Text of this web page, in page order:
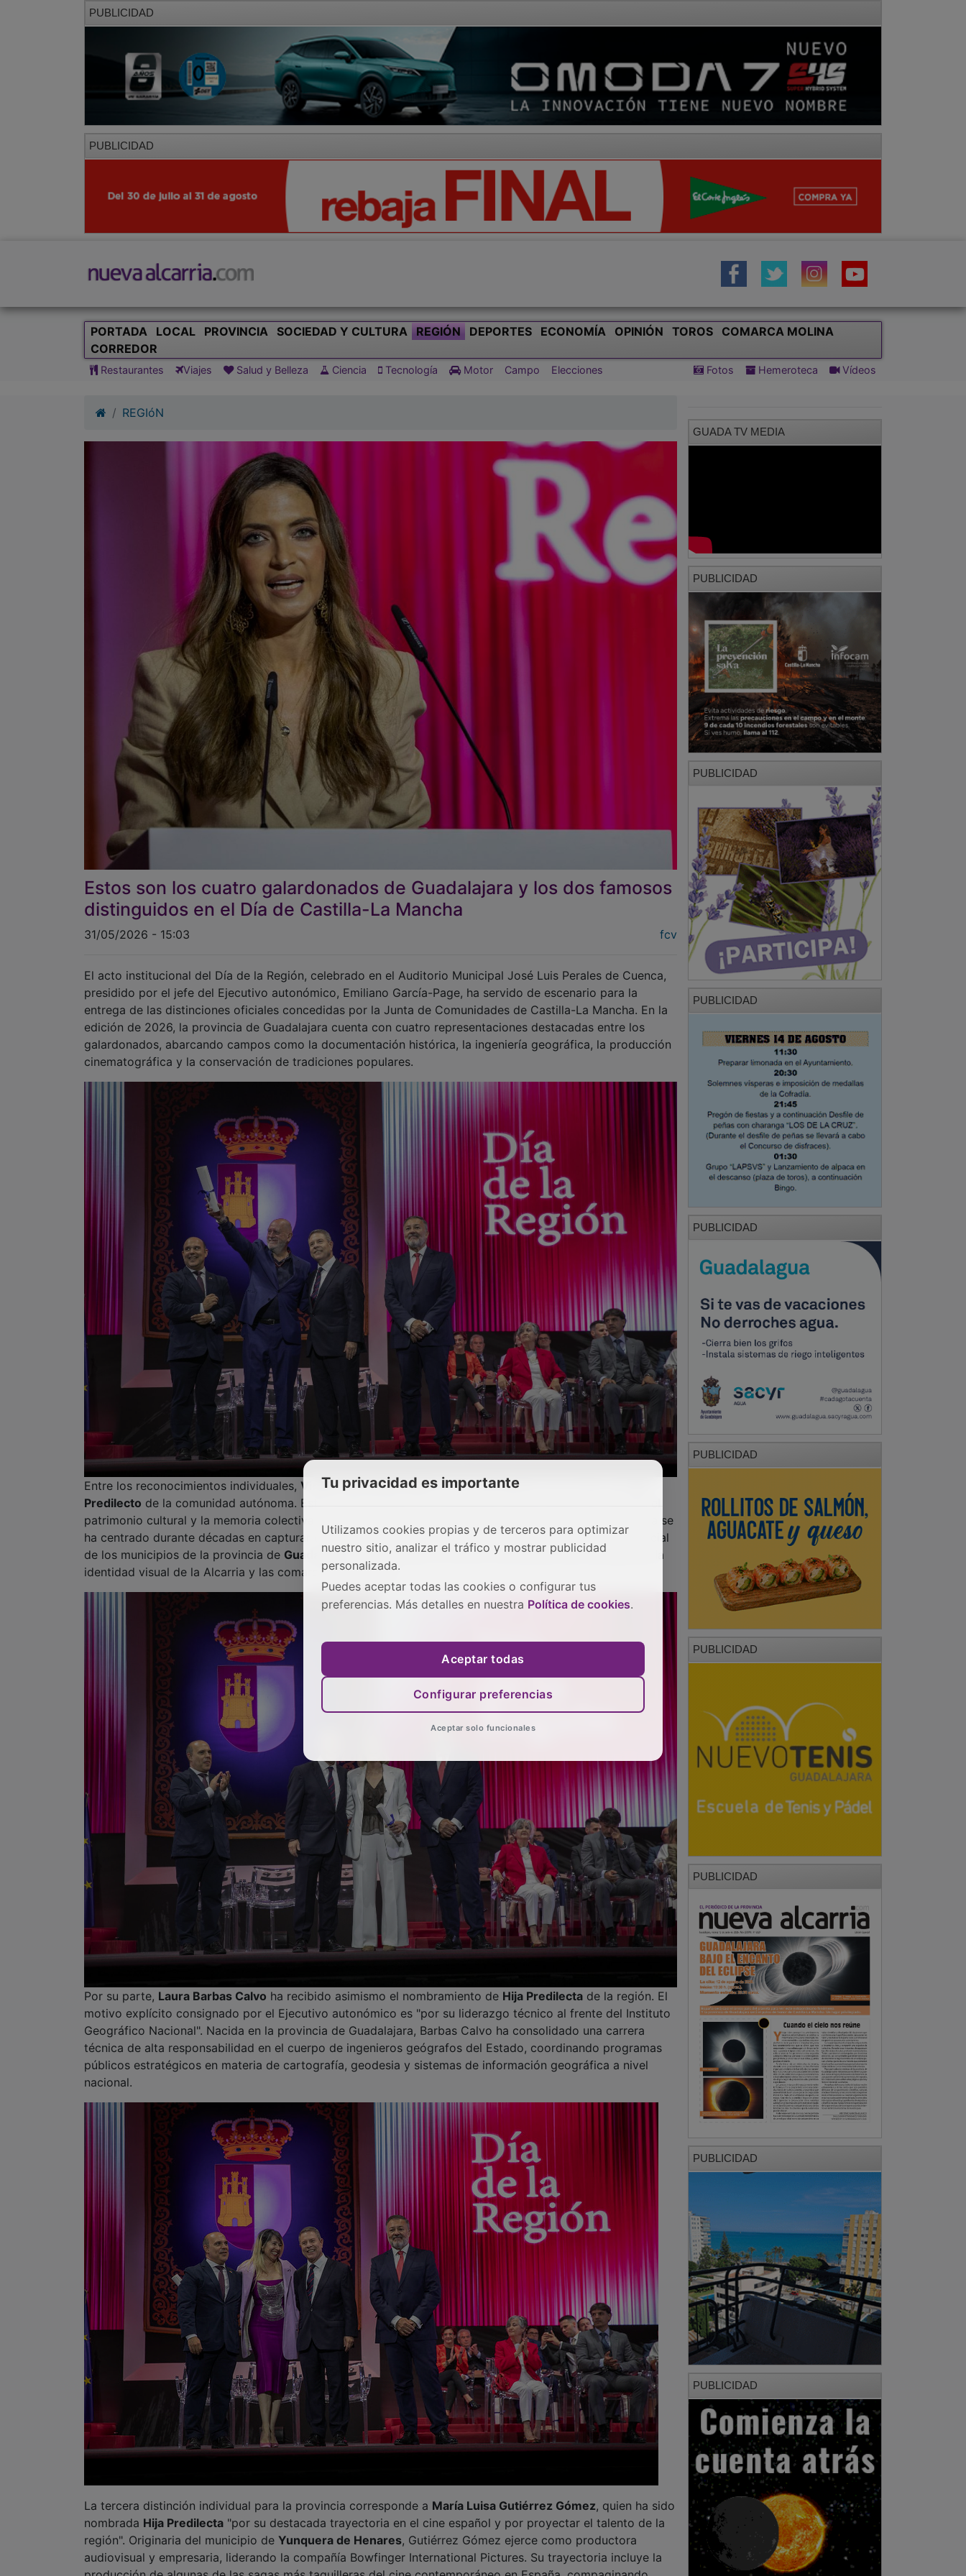
PUBLICIDAD
PUBLICIDAD
PORTADA LOCAL PROVINCIA SOCIEDAD Y CULTURA REGIÓN DEPORTES ECONOMÍA OPINIÓN TOROS
COMARCA MOLINA
CORREDOR
Restaurantes Viajes Salud y Belleza Ciencia Tecnología Motor Campo Elecciones Fotos Hemeroteca Vídeos
REGIóN
Estos son los cuatro galardonados de Guadalajara y los dos famosos
distinguidos en el Día de Castilla-La Mancha
31/05/2026 - 15:03 fcv
El acto institucional del Día de la Región, celebrado en el Auditorio Municipal José Luis Perales de Cuenca,
presidido por el jefe del Ejecutivo autonómico, Emiliano García-Page, ha servido de escenario para la
entrega de las distinciones oficiales concedidas por la Junta de Comunidades de Castilla-La Mancha. En la
edición de 2026, la provincia de Guadalajara cuenta con cuatro representaciones destacadas entre los
galardonados, abarcando campos como la documentación histórica, la ingeniería geográfica, la producción
cinematográfica y la conservación de tradiciones populares.
Entre los reconocimientos individuales, Virgilio Hernando Vañóha sido distinguido con el título de
Predilecto de la comunidad autónoma. Esta condecoración se le otorga de manera oficial "por difundir el
patrimonio cultural y la memoria colectiva a través de la fotografía". Su labor profesional e investigadora se
ha centrado durante décadas en capturar de forma sistemática la evolución urbana, arquitectónica y social
de los municipios de la provincia de Guadalajara, conformando un archivo documental que salvaguarda la
identidad visual de la Alcarria y las comarcas adyacentes.
Por su parte, Laura Barbas Calvo ha recibido asimismo el nombramiento de Hija Predilecta de la región. El
motivo explícito consignado por el Ejecutivo autonómico es "por su liderazgo técnico al frente del Instituto
Geográfico Nacional". Nacida en la provincia de Guadalajara, Barbas Calvo ha consolidado una carrera
técnica de alta responsabilidad en el cuerpo de ingenieros geógrafos del Estado, coordinando programas
públicos estratégicos en materia de cartografía, geodesia y sistemas de información geográfica a nivel
nacional.
La tercera distinción individual para la provincia corresponde a María Luisa Gutiérrez Gómez, quien ha sido
nombrada Hija Predilecta "por su destacada trayectoria en el cine español y por proyectar el talento de la
región". Originaria del municipio de Yunquera de Henares, Gutiérrez Gómez ejerce como productora
audiovisual y empresaria, liderando la compañía Bowfinger International Pictures. Su trayectoria incluye la
GUADA TV MEDIA
PUBLICIDAD
PUBLICIDAD
PUBLICIDAD
PUBLICIDAD
PUBLICIDAD
PUBLICIDAD
PUBLICIDAD
PUBLICIDAD
PUBLICIDAD
Tu privacidad es importante
Utilizamos cookies propias y de terceros para optimizar
nuestro sitio, analizar el tráfico y mostrar publicidad
personalizada.
Puedes aceptar todas las cookies o configurar tus
preferencias. Más detalles en nuestra Política de cookies.
Aceptar todas
Configurar preferencias
Aceptar solo funcionales